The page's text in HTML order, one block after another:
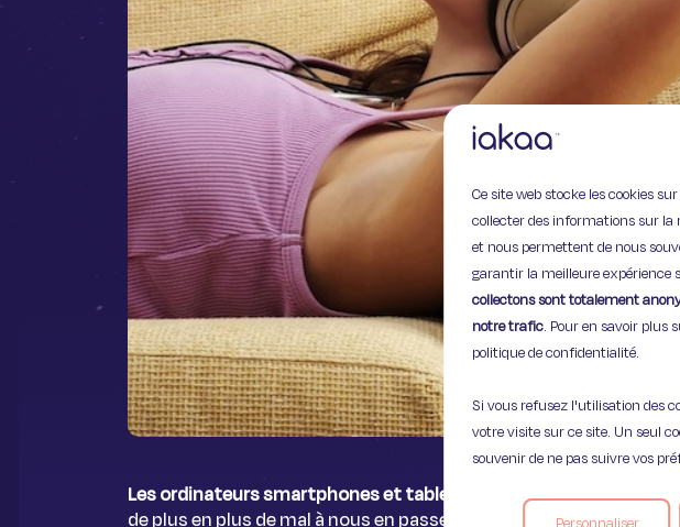
Ce site web stocke les cookies
collecter des informations sur la
et nous permettent de nous
garantir la meilleure expérience
collectons sont totalement
notre trafic. Pour en savoir plus
politique de confidentialité.
Si vous refusez l'utilisation des
votre visite sur ce site. Un seul
souvenir de ne pas suivre vos
Les ordinateurs smartphones et tablettes
ont trouvé leur place
de plus en plus de mal à nous en passer. Qui ne s'est jamais surpris